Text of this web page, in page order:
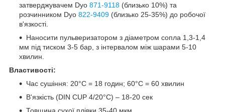
затверджувачем Dyo 871-9118 (близько 10%) та
розчинником Dyo 822-9409 (близько 25-35%) до робочої
в'язкості.
Наносити пульверизатором з діаметром сопла 1,3-1,4
мм під тиском 3-5 бар, з інтервалом між шарами 5-10
хвилин.
Властивості:
Час сушіння: 20°C = 18 годин; 60°C = 60 хвилин
В'язкість (DIN CUP 4/20°С) – 18-20 сек
Товщина сухої плівки 35-40 мкм.